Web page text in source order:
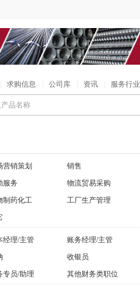
求购信息 公司库 资讯 服务行业
品名称
营销策划 销售
服务 物流贸易采购
制药化工 工厂生产管理
经理/主管 账务经理/主管
收银员
专员/助理 其他财务类职位